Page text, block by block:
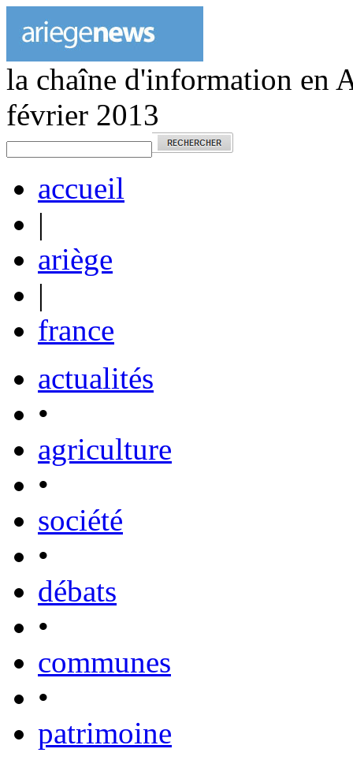
la chaîne d'information en
février 2013
accueil
|
ariège
|
france
actualités
•
agriculture
•
société
•
débats
•
communes
•
patrimoine